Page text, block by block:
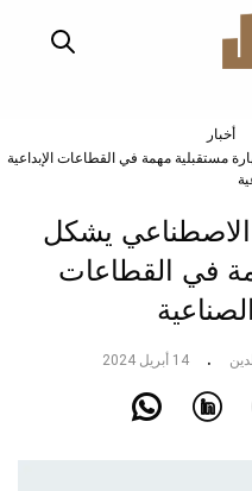
أخبار
مستقبلية مهمة في القطاعات الإبداعية
الاصطناعي يشكل
في القطاعات
14 أبريل 2024